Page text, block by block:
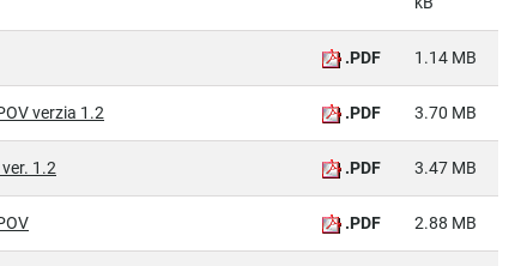
.PDF 1.14 MB
verzia 1.2 .PDF 3.70 MB
1.2 .PDF 3.47 MB
.PDF 2.88 MB